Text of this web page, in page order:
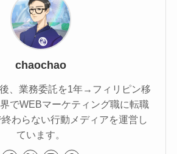
chaochao
、業務委託を1年→フィリピン移
でWEBマーケティング職に転職
わらない行動メディアを運営し
ています。